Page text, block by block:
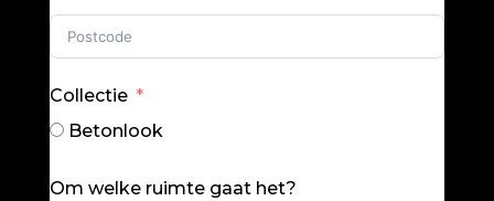
Collectie
Betonlook
Om welke ruimte gaat het?